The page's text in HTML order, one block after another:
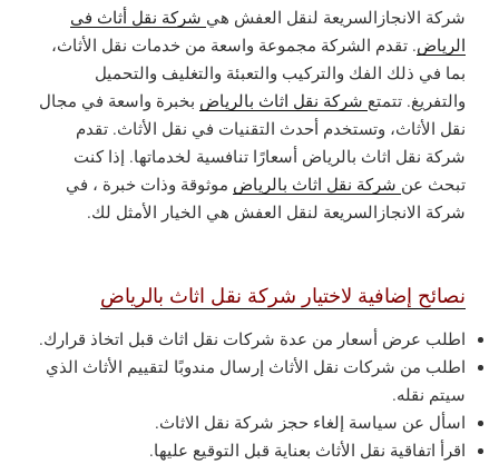
شركة الانجازالسريعة لنقل العفش هي شركة نقل أثاث في
الرياض. تقدم الشركة مجموعة واسعة من خدمات نقل الأثاث،
بما في ذلك الفك والتركيب والتعبئة والتغليف والتحميل
والتفريغ. تتمتع شركة نقل اثاث بالرياض بخبرة واسعة في مجال
نقل الأثاث، وتستخدم أحدث التقنيات في نقل الأثاث. تقدم
شركة نقل اثاث بالرياض أسعارًا تنافسية لخدماتها. إذا كنت
تبحث عن شركة نقل اثاث بالرياض موثوقة وذات خبرة ، في
شركة الانجازالسريعة لنقل العفش هي الخيار الأمثل لك.
نصائح إضافية لاختيار شركة نقل اثاث بالرياض
اطلب عرض أسعار من عدة شركات نقل اثاث قبل اتخاذ قرارك.
اطلب من شركات نقل الأثاث إرسال مندوبًا لتقييم الأثاث الذي
سيتم نقله.
اسأل عن سياسة إلغاء حجز شركة نقل الاثاث.
اقرأ اتفاقية نقل الأثاث بعناية قبل التوقيع عليها.